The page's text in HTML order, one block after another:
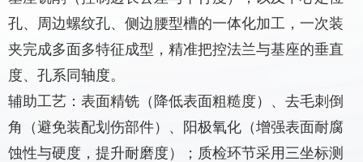
孔、周边螺纹孔、侧边腰型槽的一体化加工，一次装
夹完成多面多特征成型，精准把控法兰与基座的垂直
度、孔系同轴度。
辅助工艺：表面精铣（降低表面粗糙度）、去毛刺倒
角（避免装配划伤部件）、阳极氧化（增强表面耐腐
蚀性与硬度，提升耐磨度）；质检环节采用三坐标测